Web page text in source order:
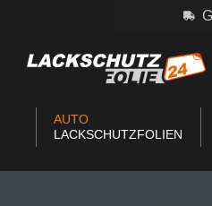
Zur Hauptnavigation
AUTO
LACKSCHUTZFOLIEN